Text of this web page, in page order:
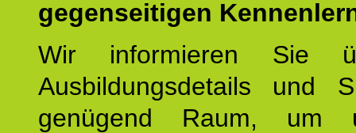
gegenseitigen
Wir informieren Sie
Ausbildungsdetails und
genügend Raum, um